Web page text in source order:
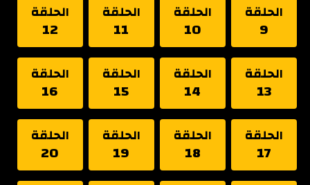
الحلقة
9
الحلقة
10
الحلقة
11
الحلقة
12
الحلقة
13
الحلقة
14
الحلقة
15
الحلقة
16
الحلقة
17
الحلقة
18
الحلقة
19
الحلقة
20